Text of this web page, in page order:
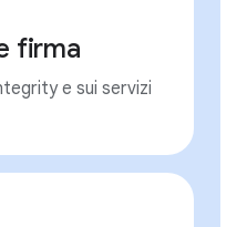
firma
e sui servizi